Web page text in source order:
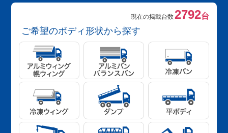
現在の掲載台数2792台
ご希望のボディ形状から探す